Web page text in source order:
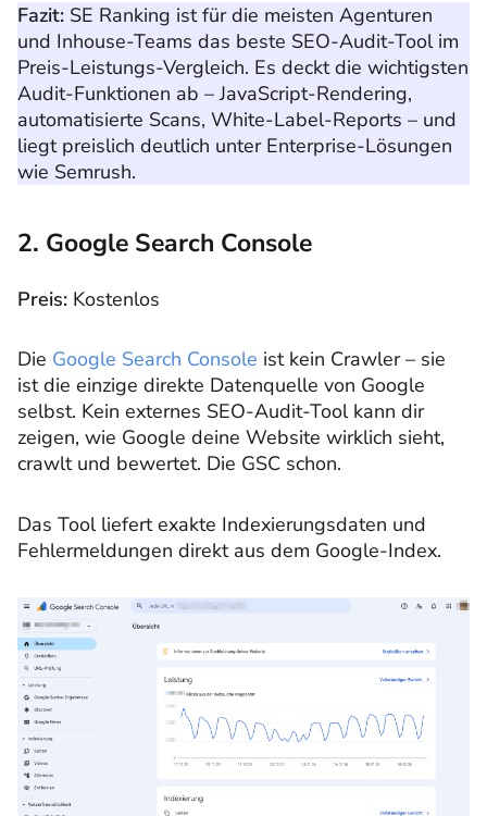
Fazit: SE Ranking ist für die meisten Agenturen
und Inhouse-Teams das beste SEO-Audit-Tool im
Preis-Leistungs-Vergleich. Es deckt die wichtigsten
Audit-Funktionen ab – JavaScript-Rendering,
automatisierte Scans, White-Label-Reports – und
liegt preislich deutlich unter Enterprise-Lösungen
wie Semrush.
2. Google Search Console
Preis: Kostenlos
Die Google Search Console ist kein Crawler – sie
ist die einzige direkte Datenquelle von Google
selbst. Kein externes SEO-Audit-Tool kann dir
zeigen, wie Google deine Website wirklich sieht,
crawlt und bewertet. Die GSC schon.
Das Tool liefert exakte Indexierungsdaten und
Fehlermeldungen direkt aus dem Google-Index.